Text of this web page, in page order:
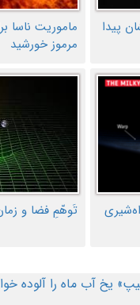
پیدا
ماموریت ناسا
مرموز خورشید
تَوهّمِ فضا و
یخ آب ماه را آلوده